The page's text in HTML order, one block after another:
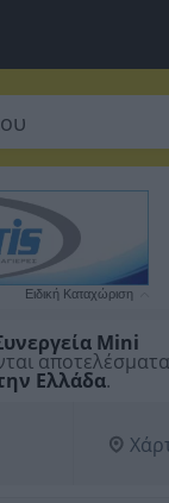
Ειδική Καταχώριση
Mini
Ελλάδα.